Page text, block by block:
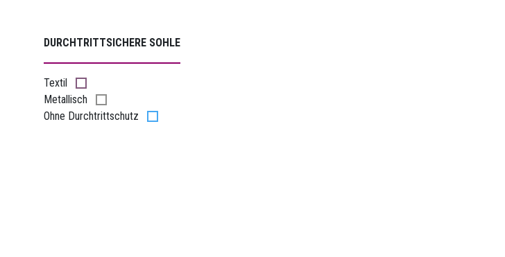
DURCHTRITTSICHERE SOHLE
Textil
Metallisch
Ohne Durchtrittschutz